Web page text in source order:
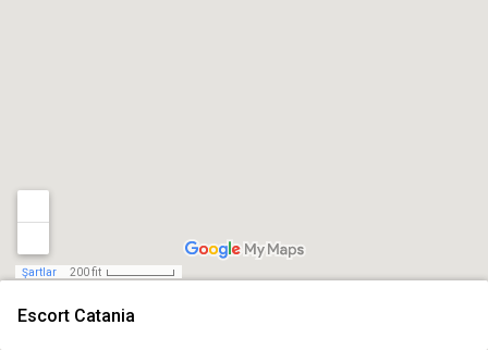
Escort Catania
Şartlar 200 fit